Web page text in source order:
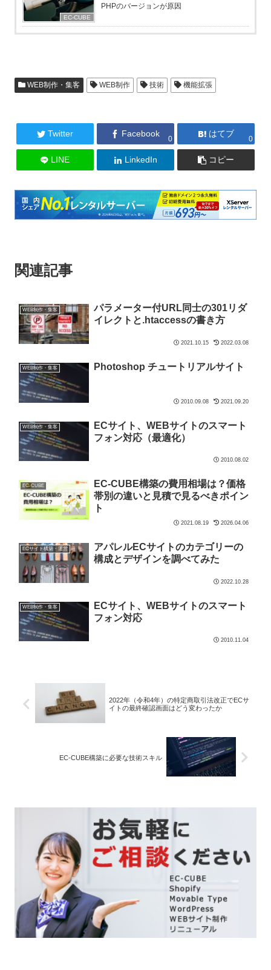
EC-CUBE
PHPのバージョンが原因
WEB制作・集客 WEB制作 技術 機能拡張
Twitter Facebook
0
はてブ
0
LINE LinkedIn コピー
関連記事
WEB制作・集客
パラメーター付URL同士の301リダ
イレクトと.htaccessの書き方
2021.10.15 2022.03.08
WEB制作・集客 Photoshop チュートリアルサイト
2010.09.08 2021.09.20
WEB制作・集客
ECサイト、WEBサイトのスマート
フォン対応（最適化）
2010.08.02
EC-CUBE
EC-CUBE構築の費用相場は？価格
帯別の違いと見積で見るべきポイン
ト
2021.08.19 2026.04.06
ECサイト構築・運営
アパレルECサイトのカテゴリーの
構成とデザインを調べてみた
2022.10.28
WEB制作・集客
ECサイト、WEBサイトのスマート
フォン対応
2010.11.04
2022年（令和4年）の特定商取引法改正でECサ
イトの最終確認画面はどう変わったか
EC-CUBE構築に必要な技術スキル